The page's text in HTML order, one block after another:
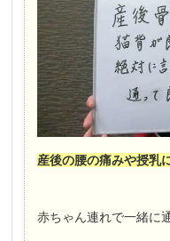
産後の腰の痛みや授乳
赤ちゃん連れで一緒に